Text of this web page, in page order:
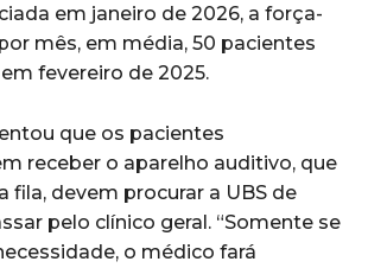
em janeiro de 2026, a força-
mês, em média, 50 pacientes
fevereiro de 2025.
que os pacientes
receber o aparelho auditivo, que
fila, devem procurar a UBS de
pelo clínico geral. “Somente se
o médico fará